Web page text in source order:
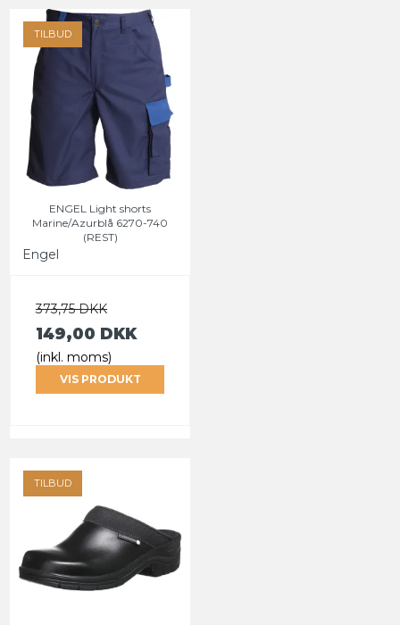
TILBUD
ENGEL Light shorts
Marine/Azurblå 6270-740
(REST)
Engel
373,75 DKK
149,00 DKK
(inkl. moms)
VIS PRODUKT
TILBUD